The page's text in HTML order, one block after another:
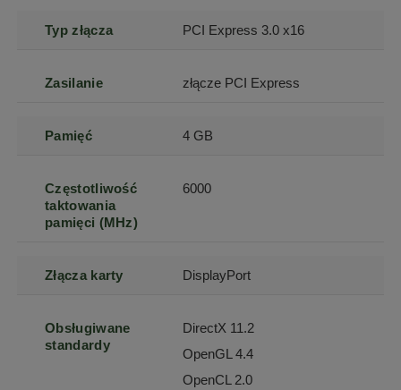
Typ złącza PCI Express 3.0 x16
Zasilanie złącze PCI Express
Pamięć 4 GB
Częstotliwość
taktowania
pamięci (MHz)
6000
Złącza karty DisplayPort
Obsługiwane
standardy
DirectX 11.2
OpenGL 4.4
OpenCL 2.0